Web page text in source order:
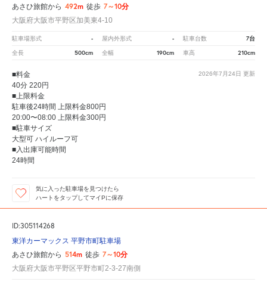
あさひ旅館から 492m 徒歩 7～10分
大阪府大阪市平野区加美東4-10
駐車場形式 - 屋内外形式 - 駐車台数 7台
全長 500cm 全幅 190cm 車高 210cm
2026年7月24日 更新
■料金
40分 220円
■上限料金
駐車後24時間 上限料金800円
20:00〜08:00 上限料金300円
■駐車サイズ
大型可 ハイルーフ可
■入出庫可能時間
24時間
気に入った駐車場を見つけたら
ハートをタップしてマイPに保存
ID:305114268
東洋カーマックス 平野市町駐車場
あさひ旅館から 514m 徒歩 7～10分
大阪府大阪市平野区平野市町2-3-27南側